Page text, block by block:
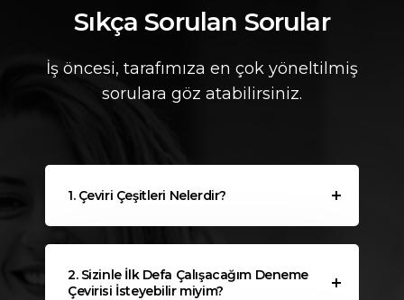
Sıkça Sorulan Sorular
İş öncesi, tarafımıza en çok yöneltilmiş
sorulara göz atabilirsiniz.
1. Çeviri Çeşitleri Nelerdir?
2. Sizinle İlk Defa Çalışacağım Deneme
Çevirisi İsteyebilir miyim?